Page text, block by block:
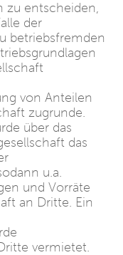
zu entscheiden,
der
betriebsfremden
von Anteilen
zugrunde.
über das
das
u.a.
und Vorräte
an Dritte. Ein
vermietet.